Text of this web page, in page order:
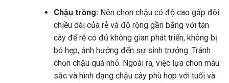
Chậu trồng:Nên chọn chậu có độ cao gấp đôi
chiều dài của rễ và độ rộng gần bằng với tán
cây để rễ có đủ không gian phát triển, không bị
bó hẹp, ảnh hưởng đến sự sinh trưởng. Tránh
chọn chậu quá nhỏ. Ngoài ra, việc lựa chọn màu
sắc và hình dạng chậu cây phù hợp với tuổi và